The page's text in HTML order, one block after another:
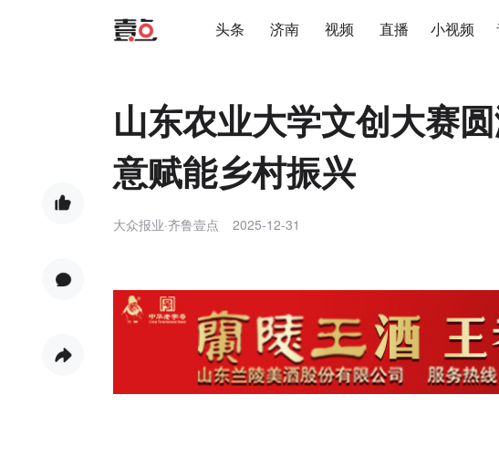
头条 济南 视频 直播 小视频
山东农业大学文创大赛
意赋能乡村振兴
大众报业·齐鲁壹点 2025-12-31